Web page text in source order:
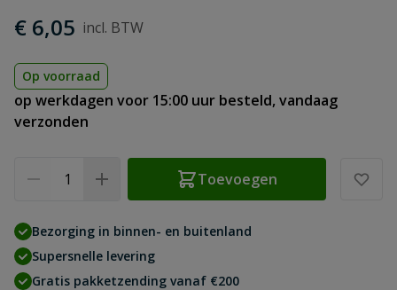
€ 6,05
Op voorraad
op werkdagen voor 15:00 uur besteld, vandaag
verzonden
Toevoegen
Bezorging in binnen- en buitenland
Supersnelle levering
Gratis pakketzending vanaf €200